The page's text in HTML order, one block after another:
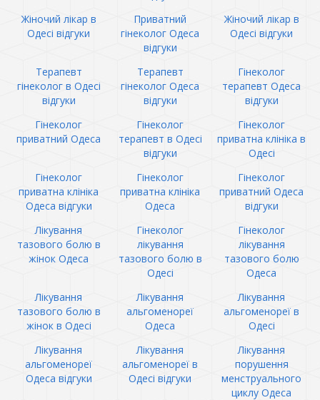
Жіночий лікар в
Одесі відгуки
Приватний
гінеколог Одеса
відгуки
Жіночий лікар в
Одесі відгуки
Терапевт
гінеколог в Одесі
відгуки
Терапевт
гінеколог Одеса
відгуки
Гінеколог
терапевт Одеса
відгуки
Гінеколог
приватний Одеса
Гінеколог
терапевт в Одесі
відгуки
Гінеколог
приватна клініка в
Одесі
Гінеколог
приватна клініка
Одеса відгуки
Гінеколог
приватна клініка
Одеса
Гінеколог
приватний Одеса
відгуки
Лікування
тазового болю в
жінок Одеса
Гінеколог
лікування
тазового болю в
Одесі
Гінеколог
лікування
тазового болю
Одеса
Лікування
тазового болю в
жінок в Одесі
Лікування
альгоменореї
Одеса
Лікування
альгоменореї в
Одесі
Лікування
альгоменореї
Одеса відгуки
Лікування
альгоменореї в
Одесі відгуки
Лікування
порушення
менструального
циклу Одеса